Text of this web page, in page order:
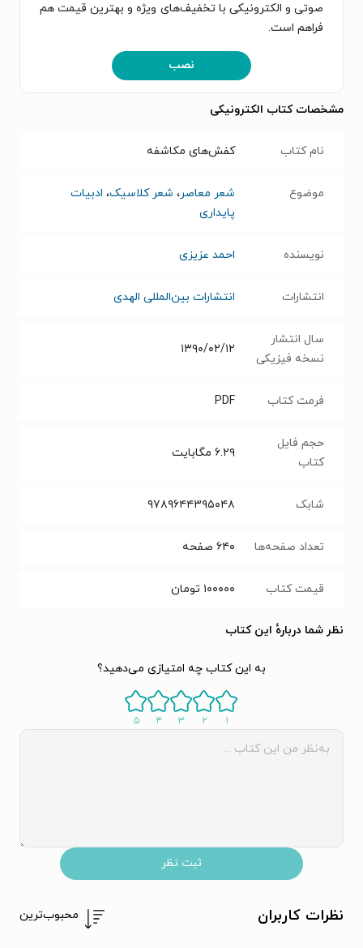
صوتی و الکترونیکی با تخفیف‌های ویژه و بهترین قیمت هم
فراهم است.
نصب
مشخصات کتاب الکترونیکی
نام کتاب کفش‌های مکاشفه
موضوع شعر معاصر، شعر کلاسیک، ادبیات
پایداری
نویسنده احمد عزیزی
انتشارات انتشارات بین‌المللی الهدی
سال انتشار
نسخه فیزیکی
۱۳۹۰/۰۲/۱۲
فرمت کتاب PDF
حجم فایل
کتاب
۶.۲۹ مگابایت
شابک ۹۷۸۹۶۴۴۳۹۵۰۴۸
تعداد صفحه‌ها ۶۴۰ صفحه
قیمت کتاب ۱۰۰۰۰۰ تومان
نظر شما دربارهٔ این کتاب
به این کتاب چه امتیازی می‌دهید؟
۱ ۲ ۳ ۴ ۵
ثبت نظر
نظرات کاربران محبوب‌ترین